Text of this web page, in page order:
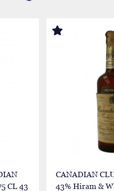
CL 43
CANADIAN
43% Hiram &